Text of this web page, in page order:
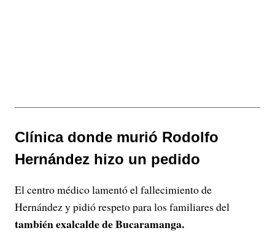
Clínica donde murió Rodolfo
Hernández hizo un pedido
El centro médico lamentó el fallecimiento de
Hernández y pidió respeto para los familiares del
también exalcalde de Bucaramanga.